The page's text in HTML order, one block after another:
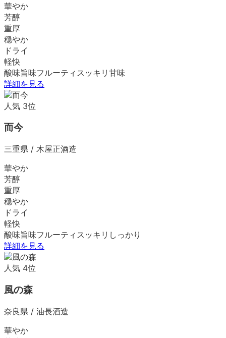
華やか
芳醇
重厚
穏やか
ドライ
軽快
酸味旨味フルーティ スッキリ 甘味
詳細を見る
人気 3位
而今
三重県 / 木屋正酒造
華やか
芳醇
重厚
穏やか
ドライ
軽快
酸味旨味フルーティ スッキリ しっかり
詳細を見る
人気 4位
風の森
奈良県 / 油長酒造
華やか